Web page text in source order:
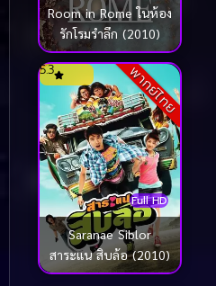
Room in Rome ในห้อง
รักโรมรำลึก (2010)
พากย์ไทย
Full HD
5.3
Saranae Siblor
สาระแน สิบล้อ (2010)